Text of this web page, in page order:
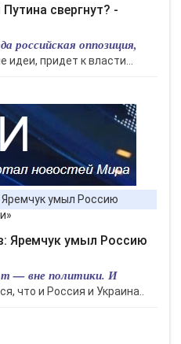
российская оппозиция,
придет к власти...
— вне политики. И
что и Россия и Украина..